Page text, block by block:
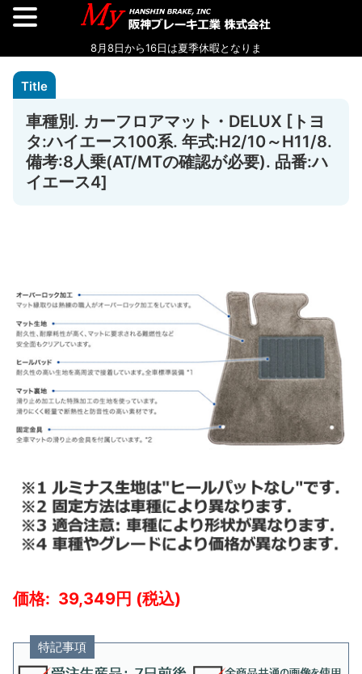
車種別. カーフロアマット・DELUX [トヨ
タ:ハイエース100系. 年式:H2/10～H11/8.
備考:8人乗(AT/MTの確認が必要). 品番:ハ
イエース4]
39,349
特記事項